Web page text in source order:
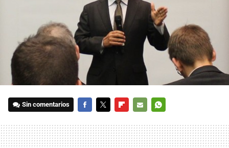
Sin comentarios
MAIL